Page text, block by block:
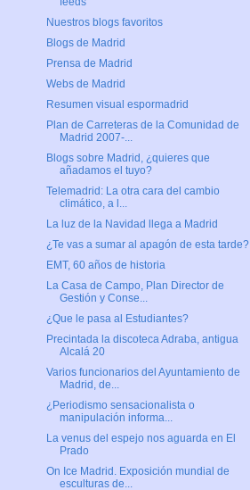
Nuestros blogs favoritos
Blogs de Madrid
Prensa de Madrid
Webs de Madrid
Resumen visual espormadrid
Plan de Carreteras de la Comunidad de
Madrid 2007-...
Blogs sobre Madrid, ¿quieres que
añadamos el tuyo?
Telemadrid: La otra cara del cambio
climático, a l...
La luz de la Navidad llega a Madrid
¿Te vas a sumar al apagón de esta tarde?
EMT, 60 años de historia
La Casa de Campo, Plan Director de
Gestión y Conse...
¿Que le pasa al Estudiantes?
Precintada la discoteca Adraba, antigua
Alcalá 20
Varios funcionarios del Ayuntamiento de
Madrid, de...
¿Periodismo sensacionalista o
manipulación informa...
La venus del espejo nos aguarda en El
Prado
On Ice Madrid. Exposición mundial de
esculturas de...